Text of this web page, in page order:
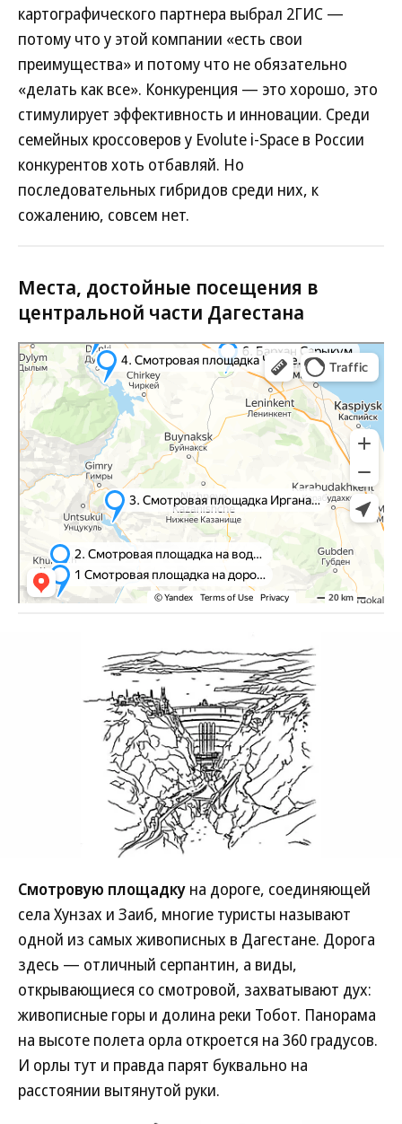
картографического партнера выбрал 2ГИС —
потому что у этой компании «есть свои
преимущества» и потому что не обязательно
«делать как все». Конкуренция — это хорошо, это
стимулирует эффективность и инновации. Среди
семейных кроссоверов у Evolute i-Space в России
конкурентов хоть отбавляй. Но
последовательных гибридов среди них, к
сожалению, совсем нет.
Места, достойные посещения в
центральной части Дагестана
Буйнакск
Яндекс Карты — транспорт, навигация, поиск мест
Смотровую площадку на дороге, соединяющей
села Хунзах и Заиб, многие туристы называют
одной из самых живописных в Дагестане. Дорога
здесь — отличный серпантин, а виды,
открывающиеся со смотровой, захватывают дух:
живописные горы и долина реки Тобот. Панорама
на высоте полета орла откроется на 360 градусов.
И орлы тут и правда парят буквально на
расстоянии вытянутой руки.